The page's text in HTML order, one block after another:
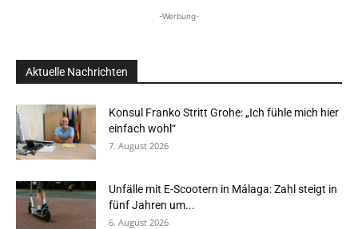
-Werbung-
Aktuelle Nachrichten
Konsul Franko Stritt Grohe: „Ich fühle mich hier
einfach wohl“
7. August 2026
Unfälle mit E-Scootern in Málaga: Zahl steigt in
fünf Jahren um...
6. August 2026